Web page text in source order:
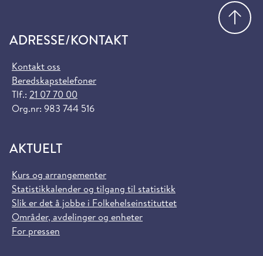
ADRESSE/KONTAKT
Kontakt oss
Beredskapstelefoner
Tlf.: 21 07 70 00
Org.nr: 983 744 516
AKTUELT
Kurs og arrangementer
Statistikkalender og tilgang til statistikk
Slik er det å jobbe i Folkehelseinstituttet
Områder, avdelinger og enheter
For pressen